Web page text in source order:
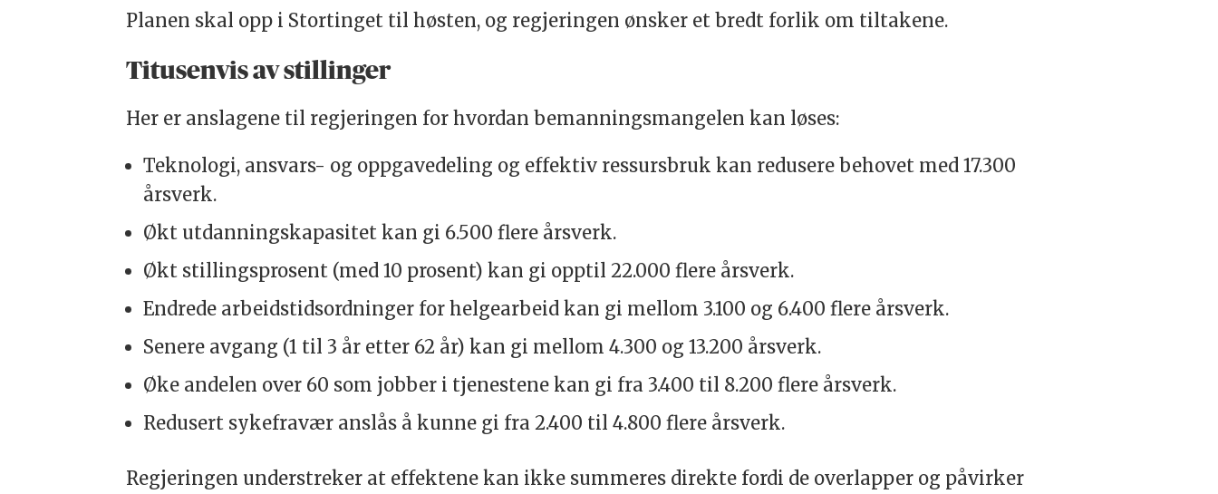
Planen skal opp i Stortinget til høsten, og regjeringen ønsker et bredt forlik om tiltakene.
Titusenvis av stillinger
Her er anslagene til regjeringen for hvordan bemanningsmangelen kan løses:
Teknologi, ansvars- og oppgavedeling og effektiv ressursbruk kan redusere behovet med 17.300
årsverk.
Økt utdanningskapasitet kan gi 6.500 flere årsverk.
Økt stillingsprosent (med 10 prosent) kan gi opptil 22.000 flere årsverk.
Endrede arbeidstidsordninger for helgearbeid kan gi mellom 3.100 og 6.400 flere årsverk.
Senere avgang (1 til 3 år etter 62 år) kan gi mellom 4.300 og 13.200 årsverk.
Øke andelen over 60 som jobber i tjenestene kan gi fra 3.400 til 8.200 flere årsverk.
Redusert sykefravær anslås å kunne gi fra 2.400 til 4.800 flere årsverk.
Regjeringen understreker at effektene kan ikke summeres direkte fordi de overlapper og påvirker